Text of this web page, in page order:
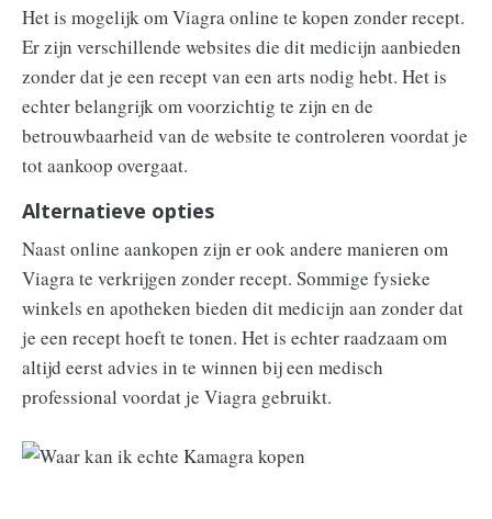
Het is mogelijk om Viagra online te kopen zonder recept.
Er zijn verschillende websites die dit medicijn aanbieden
zonder dat je een recept van een arts nodig hebt. Het is
echter belangrijk om voorzichtig te zijn en de
betrouwbaarheid van de website te controleren voordat je
tot aankoop overgaat.
Alternatieve opties
Naast online aankopen zijn er ook andere manieren om
Viagra te verkrijgen zonder recept. Sommige fysieke
winkels en apotheken bieden dit medicijn aan zonder dat
je een recept hoeft te tonen. Het is echter raadzaam om
altijd eerst advies in te winnen bij een medisch
professional voordat je Viagra gebruikt.